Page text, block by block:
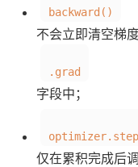
backward()
不会立即清空梯
.grad
字段中；
仅在累积完成后